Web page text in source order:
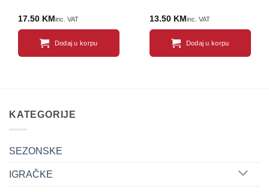
17.50 KM inc. VAT
Dodaj u korpu
13.50 KM inc. VAT
Dodaj u korpu
KATEGORIJE
SEZONSKE
IGRAČKE